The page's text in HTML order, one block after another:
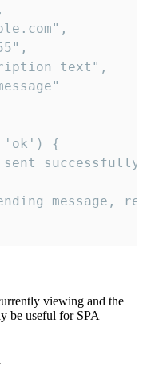
text",
'ok') {
message,
viewing and the
be useful for SPA